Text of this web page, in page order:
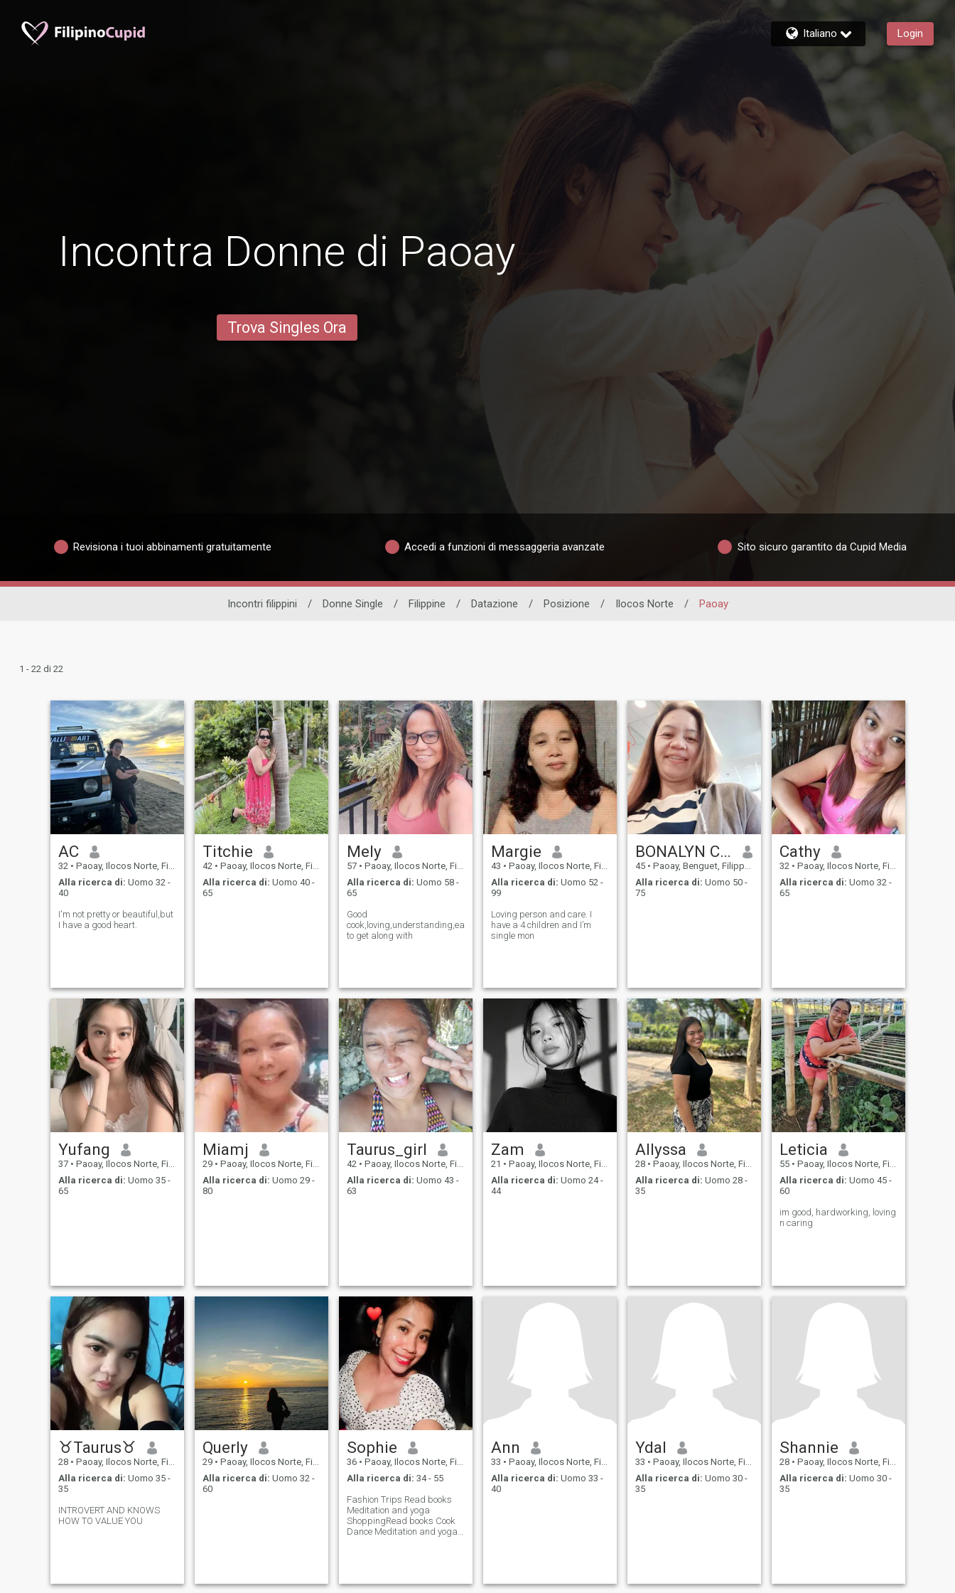
Italiano Login
Incontra Donne di Paoay
Trova Singles Ora
Revisiona i tuoi abbinamenti gratuitamente Accedi a funzioni di messaggeria avanzate Sito sicuro garantito da Cupid Media
Incontri filippini / Donne Single / Filippine / Datazione / Posizione / Ilocos Norte / Paoay
1 - 22 di 22
AC
32 • Paoay, Ilocos Norte, Filippine
Alla ricerca di: Uomo 32 -
40
I'm not pretty or beautiful,but
I have a good heart.
Titchie
42 • Paoay, Ilocos Norte, Filippine
Alla ricerca di: Uomo 40 -
65
Mely
57 • Paoay, Ilocos Norte, Filippine
Alla ricerca di: Uomo 58 -
65
Good
cook,loving,understanding,easy
to get along with
Margie
43 • Paoay, Ilocos Norte, Filippine
Alla ricerca di: Uomo 52 -
99
Loving person and care. I
have a 4 children and I’m
single mon
BONALYN COMISING
45 • Paoay, Benguet, Filippine
Alla ricerca di: Uomo 50 -
75
Cathy
32 • Paoay, Ilocos Norte, Filippine
Alla ricerca di: Uomo 32 -
65
Yufang
37 • Paoay, Ilocos Norte, Filippine
Alla ricerca di: Uomo 35 -
65
Miamj
29 • Paoay, Ilocos Norte, Filippine
Alla ricerca di: Uomo 29 -
80
Taurus_girl
42 • Paoay, Ilocos Norte, Filippine
Alla ricerca di: Uomo 43 -
63
Zam
21 • Paoay, Ilocos Norte, Filippine
Alla ricerca di: Uomo 24 -
44
Allyssa
28 • Paoay, Ilocos Norte, Filippine
Alla ricerca di: Uomo 28 -
35
Leticia
55 • Paoay, Ilocos Norte, Filippine
Alla ricerca di: Uomo 45 -
60
im good, hardworking, loving
n caring
♉Taurus♉
28 • Paoay, Ilocos Norte, Filippine
Alla ricerca di: Uomo 35 -
35
INTROVERT AND KNOWS
HOW TO VALUE YOU
Querly
29 • Paoay, Ilocos Norte, Filippine
Alla ricerca di: Uomo 32 -
60
Sophie
36 • Paoay, Ilocos Norte, Filippine
Alla ricerca di: 34 - 55
Fashion Trips Read books
Meditation and yoga
ShoppingRead books Cook
Dance Meditation and yoga
Ann
33 • Paoay, Ilocos Norte, Filippine
Alla ricerca di: Uomo 33 -
40
Ydal
33 • Paoay, Ilocos Norte, Filippine
Alla ricerca di: Uomo 30 -
35
Shannie
28 • Paoay, Ilocos Norte, Filippine
Alla ricerca di: Uomo 30 -
35